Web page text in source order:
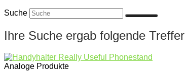
Suche
Ihre Suche ergab folgende Treffer
Analoge Produkte